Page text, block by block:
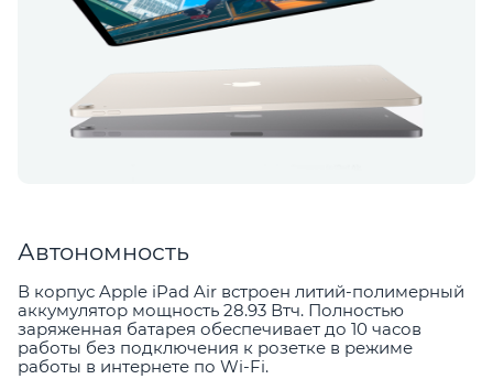
Автономность
В корпус Apple iPad Air встроен литий-полимерный
аккумулятор мощность 28.93 Втч. Полностью
заряженная батарея обеспечивает до 10 часов
работы без подключения к розетке в режиме
работы в интернете по Wi-Fi.